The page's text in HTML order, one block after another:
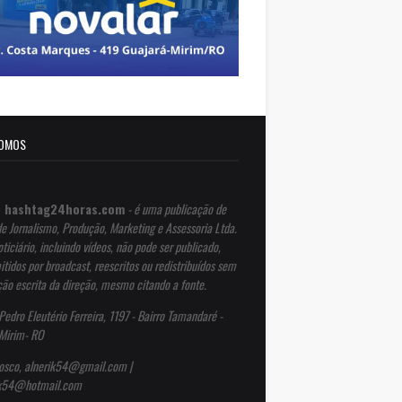
- é uma publicação de
Jornalismo, Produção, Marketing e Assessoria Ltda.
incluindo vídeos, não pode ser publicado,
por broadcast, reescritos ou redistribuídos sem
escrita da direção, mesmo citando a fonte.
Eleutério Ferreira, 1197 - Bairro Tamandaré -
RO
alnerik54@gmail.com |